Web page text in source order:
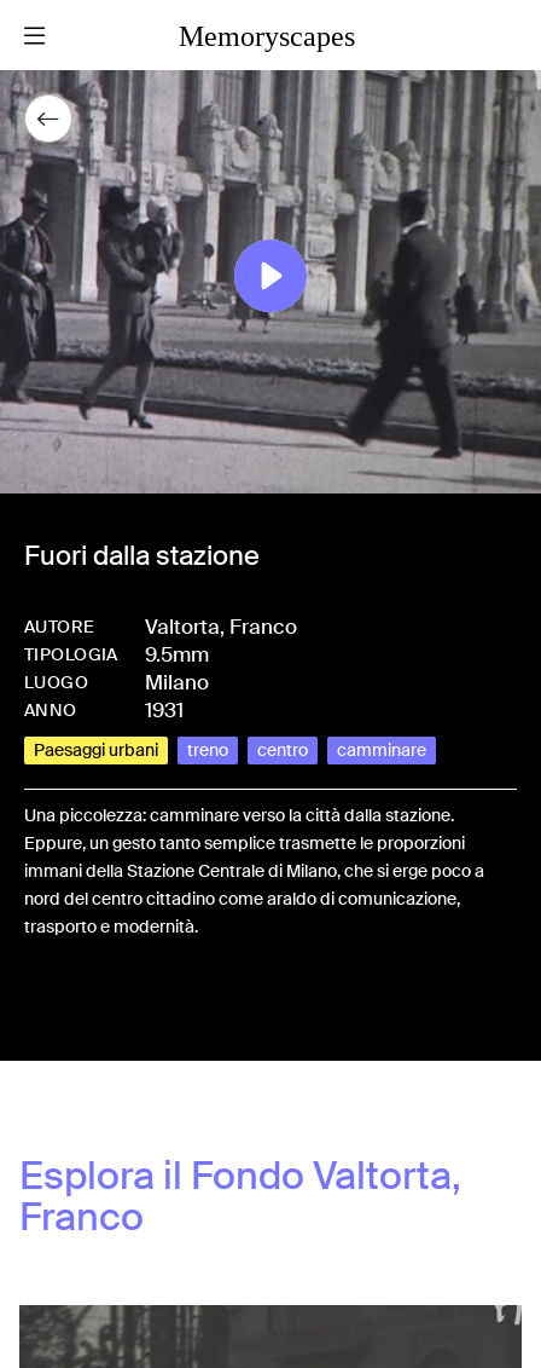
Memoryscapes
Fuori dalla stazione
AUTORE Valtorta, Franco
TIPOLOGIA 9.5mm
LUOGO Milano
ANNO 1931
Paesaggi urbani treno centro camminare
Una piccolezza: camminare verso la città dalla stazione.
Eppure, un gesto tanto semplice trasmette le proporzioni
immani della Stazione Centrale di Milano, che si erge poco a
nord del centro cittadino come araldo di comunicazione,
trasporto e modernità.
Esplora il FondoValtorta,
Franco